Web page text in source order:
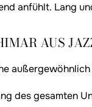
anfühlt. Lang
AUS
des gesamten